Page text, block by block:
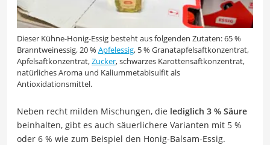
Dieser Kühne-Honig-Essig besteht aus folgenden Zutaten: 65 %
Branntweinessig, 20 % Apfelessig, 5 % Granatapfelsaftkonzentrat,
Apfelsaftkonzentrat,Zucker, schwarzes Karottensaftkonzentrat,
natürliches Aroma und Kaliummetabisulfit als
Antioxidationsmittel.
Neben recht milden Mischungen, die lediglich 3 % Säure
beinhalten, gibt es auch säuerlichere Varianten mit 5 %
oder 6 % wie zum Beispiel den Honig-Balsam-Essig.